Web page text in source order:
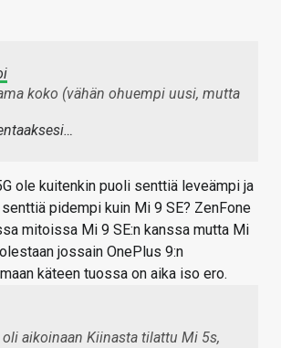
koko (vähän ohuempi uusi, mutta
ole kuitenkin puoli senttiä leveämpi ja
pidempi kuin Mi 9 SE? ZenFone
mitoissa Mi 9 SE:n kanssa mutta Mi
jossain OnePlus 9:n
käteen tuossa on aika iso ero.
aikoinaan Kiinasta tilattu Mi 5s,